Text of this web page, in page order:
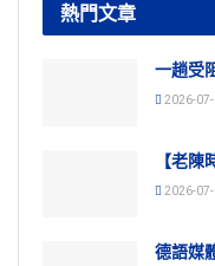
熱門文章
一趟受
2026-07-
【老
2026-07-
德語媒